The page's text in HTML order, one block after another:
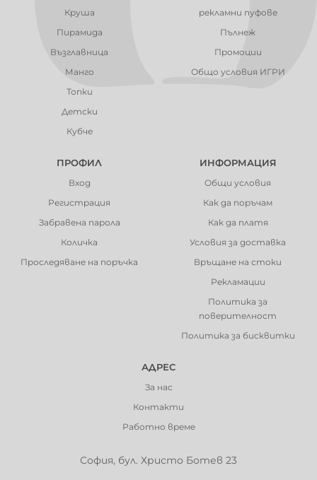
Круша
Пирамида
Възглавница
Манго
Топки
Детски
Кубче
рекламни пуфове
Пълнеж
Промоции
Общо условия ИГРИ
ПРОФИЛ
Вход
Регистрация
Забравена парола
Количка
Проследяване на поръчка
ИНФОРМАЦИЯ
Общи условия
Как да поръчам
Как да платя
Условия за доставка
Връщане на стоки
Рекламации
Политика за
поверителност
Политика за бисквитки
АДРЕС
За нас
Контакти
Работно време
София, бул. Христо Ботев 23